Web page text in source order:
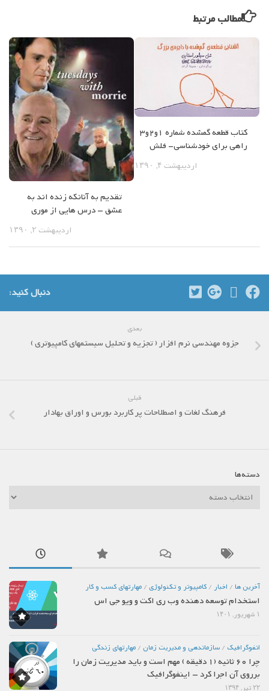
مطالب مرتبط
تقدیم به آنانکه زنده اند به
عشق – درس هایی از موری
اردیبهشت ۲, ۱۳۹۰
کتاب قطعه گمشده شماره 1و2و3
راهی برای خودشناسی- فلش
اردیبهشت ۴, ۱۳۹۰
دنبال کنید:
بعدی
جزوه مهندسی نرم افزار ( تجزیه و تحلیل سیستمهای کامپیوتری )
قبلی
فرهنگ لغات و اصطلاحات پر کاربرد بورس و اوراق بهادار
دسته‌ها
دسته‌ها
آخرین ها / اخبار / كامپيوتر و تكنولوژي / مهارتهاي كسب و كار
استخدام توسعه دهنده وب ری اکت و ویو جی اس
۱ شهریور, ۱۴۰۱
انفوگرافیک / سازماندهي و مديريت زمان / مهارتهاي زندگي
چرا 60 ثانیه (1 دقیقه ) مهم است و باید مدیریت زمان را
برروی آن اجرا کرد – اینفوگرافیک
۲۲ تیر, ۱۳۹۴